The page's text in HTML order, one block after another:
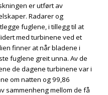
er utført av
Radarer og
fuglene, i tillegg til at
med turbinene ved et
finner at når bladene i
fuglene greit unna. Av de
de dagene turbinene var i
om natten og 99,86
sammenheng mellom de få